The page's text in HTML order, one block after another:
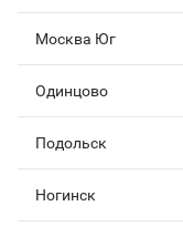
Москва Юг
Одинцово
Подольск
Ногинск